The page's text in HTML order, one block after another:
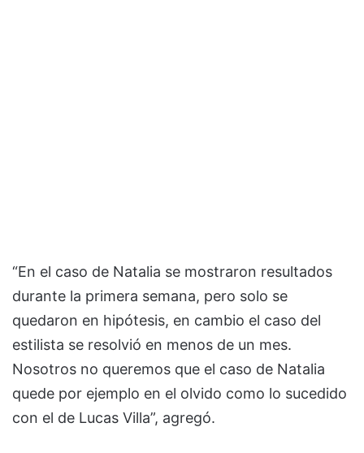
“En el caso de Natalia se mostraron resultados
durante la primera semana, pero solo se
quedaron en hipótesis, en cambio el caso del
estilista se resolvió en menos de un mes.
Nosotros no queremos que el caso de Natalia
quede por ejemplo en el olvido como lo sucedido
con el de Lucas Villa”, agregó.